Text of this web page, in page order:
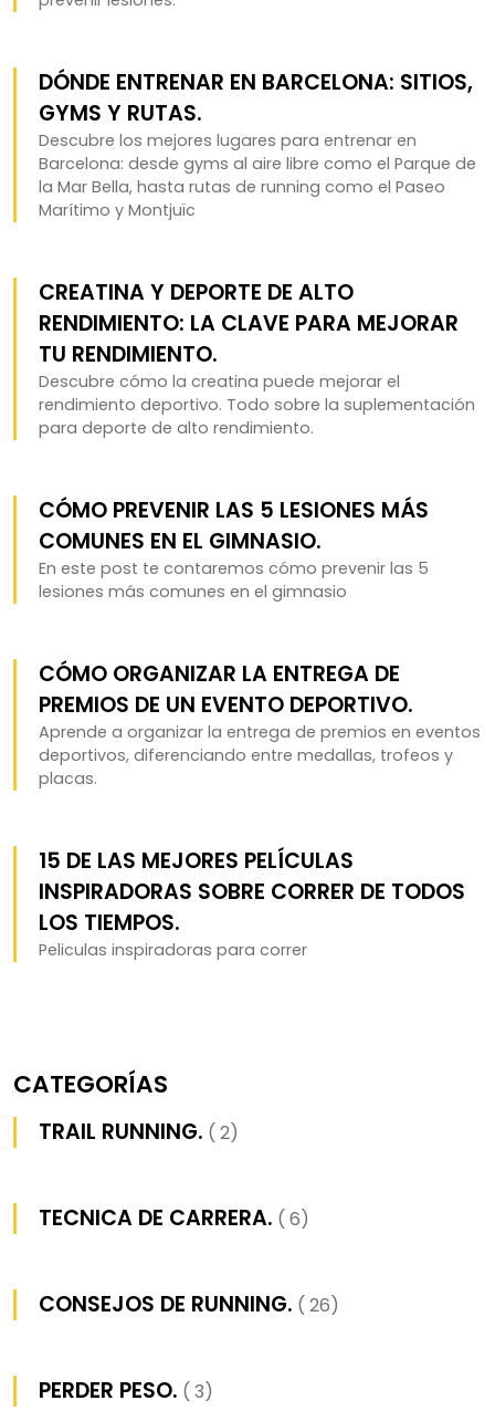
DÓNDE ENTRENAR EN BARCELONA: SITIOS,
GYMS Y RUTAS.
Descubre los mejores lugares para entrenar en
Barcelona: desde gyms al aire libre como el Parque de
la Mar Bella, hasta rutas de running como el Paseo
Marítimo y Montjuïc
CREATINA Y DEPORTE DE ALTO
RENDIMIENTO: LA CLAVE PARA MEJORAR
TU RENDIMIENTO.
Descubre cómo la creatina puede mejorar el
rendimiento deportivo. Todo sobre la suplementación
para deporte de alto rendimiento.
CÓMO PREVENIR LAS 5 LESIONES MÁS
COMUNES EN EL GIMNASIO.
En este post te contaremos cómo prevenir las 5
lesiones más comunes en el gimnasio
CÓMO ORGANIZAR LA ENTREGA DE
PREMIOS DE UN EVENTO DEPORTIVO.
Aprende a organizar la entrega de premios en eventos
deportivos, diferenciando entre medallas, trofeos y
placas.
15 DE LAS MEJORES PELÍCULAS
INSPIRADORAS SOBRE CORRER DE TODOS
LOS TIEMPOS.
Peliculas inspiradoras para correr
CATEGORÍAS
TRAIL RUNNING. ( 2)
TECNICA DE CARRERA. ( 6)
CONSEJOS DE RUNNING. ( 26)
PERDER PESO. ( 3)